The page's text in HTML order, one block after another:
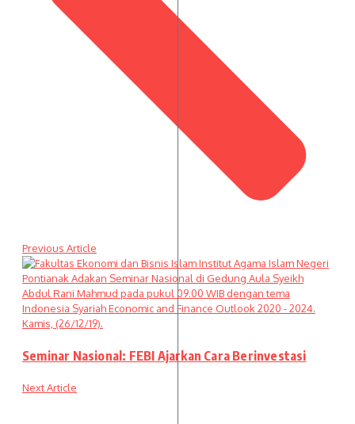
Previous Article
Seminar Nasional: FEBI Ajarkan Cara Berinvestasi
Next Article